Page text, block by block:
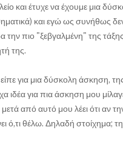
και έτυχε να έχουμε μια
και εγώ ως συνήθως δεν
την πιο "ξεβγαλμένη" της
της.
για μια δύσκολη άσκηση, της
ιδέα για πια άσκηση μου
από αυτό μου λέει ότι αν
ό,τι θέλω. Δηλαδή στοίχημα;